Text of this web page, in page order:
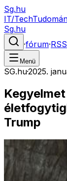
Sg.hu
IT/Tech
Sg.hu
·fórum·RSS
Menü
SG.hu·2025.
Trump